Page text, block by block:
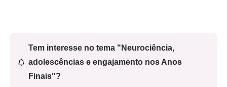
Tem interesse no tema "Neurociência,
adolescências e engajamento nos Anos
Finais"?